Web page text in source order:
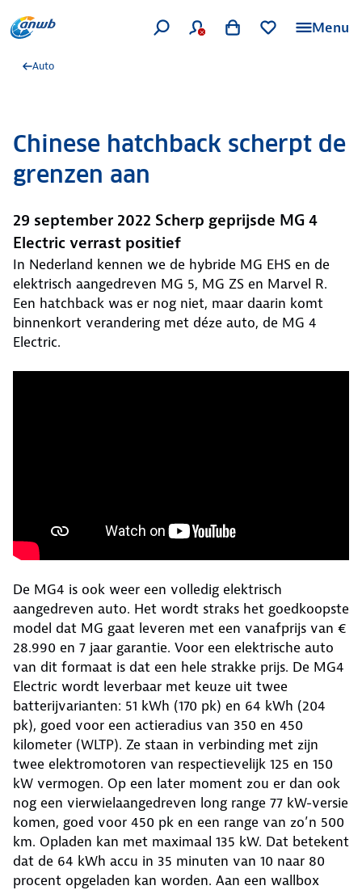
Menu
Auto
Chinese hatchback scherpt de
grenzen aan
29 september 2022 Scherp geprijsde MG 4
Electric verrast positief
In Nederland kennen we de hybride MG EHS en de
elektrisch aangedreven MG 5, MG ZS en Marvel R.
Een hatchback was er nog niet, maar daarin komt
binnenkort verandering met déze auto, de MG 4
Electric.
De MG4 is ook weer een volledig elektrisch
aangedreven auto. Het wordt straks het goedkoopste
model dat MG gaat leveren met een vanafprijs van €
28.990 en 7 jaar garantie. Voor een elektrische auto
van dit formaat is dat een hele strakke prijs. De MG4
Electric wordt leverbaar met keuze uit twee
batterijvarianten: 51 kWh (170 pk) en 64 kWh (204
pk), goed voor een actieradius van 350 en 450
kilometer (WLTP). Ze staan in verbinding met zijn
twee elektromotoren van respectievelijk 125 en 150
kW vermogen. Op een later moment zou er dan ook
nog een vierwielaangedreven long range 77 kW-versie
komen, goed voor 450 pk en een range van zo’n 500
km. Opladen kan met maximaal 135 kW. Dat betekent
dat de 64 kWh accu in 35 minuten van 10 naar 80
procent opgeladen kan worden. Aan een wallbox